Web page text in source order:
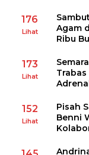
176
Lihat
Agam
Ribu
173
Lihat
152
Lihat
Pisah
Benni